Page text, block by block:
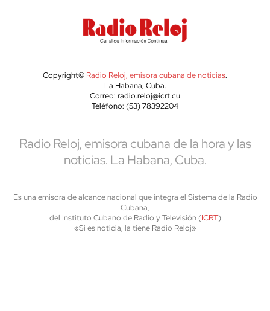
Copyright© Radio Reloj, emisora cubana de noticias.
La Habana, Cuba.
Correo: radio.reloj@icrt.cu
Teléfono: (53) 78392204
Radio Reloj, emisora cubana de la hora y las
noticias. La Habana, Cuba.
Es una emisora de alcance nacional que integra el Sistema de la Radio
Cubana,
del Instituto Cubano de Radio y Televisión (ICRT)
«Si es noticia, la tiene Radio Reloj»